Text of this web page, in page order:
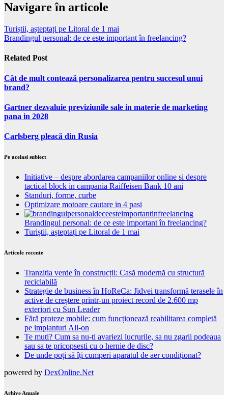
Navigare în articole
Turiștii, așteptați pe Litoral de 1 mai
Brandingul personal: de ce este important în freelancing?
Related Post
Cât de mult contează personalizarea pentru succesul unui
brand?
Gartner dezvaluie previziunile sale in materie de marketing
pana in 2028
Carlsberg pleacă din Rusia
Pe acelasi subiect
Initiative – despre abordarea campaniilor online si despre
tactical block in campania Raiffeisen Bank 10 ani
Standuri, forme, curbe
Optimizare motoare cautare in 4 pasi
Brandingul personal: de ce este important în freelancing?
Turiștii, așteptați pe Litoral de 1 mai
Articole recente
Tranziția verde în construcții: Casă modernă cu structură
reciclabilă
Strategie de business în HoReCa: Jidvei transformă terasele în
active de creștere printr-un proiect record de 2.600 mp
exteriori cu Sun Leader
Fără proteze mobile: cum funcționează reabilitarea completă
pe implanturi All-on
Te muti? Cum sa nu-ti avariezi lucrurile, sa nu zgarii podeaua
sau sa te pricopsesti cu o hernie de disc?
De unde poți să îți cumperi aparatul de aer condiționat?
powered by DexOnline.Net
Arhive Anuale